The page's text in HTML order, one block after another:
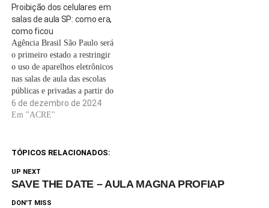
Proibição dos celulares em
salas de aula SP: como era,
como ficou
Agência Brasil São Paulo será
o primeiro estado a restringir
o uso de aparelhos eletrônicos
nas salas de aula das escolas
públicas e privadas a partir do
ano que vem. Atualmente, o
uso para fins pedagógicos
também no intervalo entre as
6 de dezembro de 2024
Em "ACRE"
TÓPICOS RELACIONADOS:
UP NEXT
SAVE THE DATE – AULA MAGNA PROFIAP
DON'T MISS